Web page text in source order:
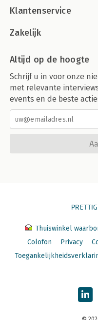
Klantenservice
Zakelijk
Altijd op de hoogte
Schrijf u in voor onze
met relevante
events en de beste
Thuiswinkel
Colofon
Privacy